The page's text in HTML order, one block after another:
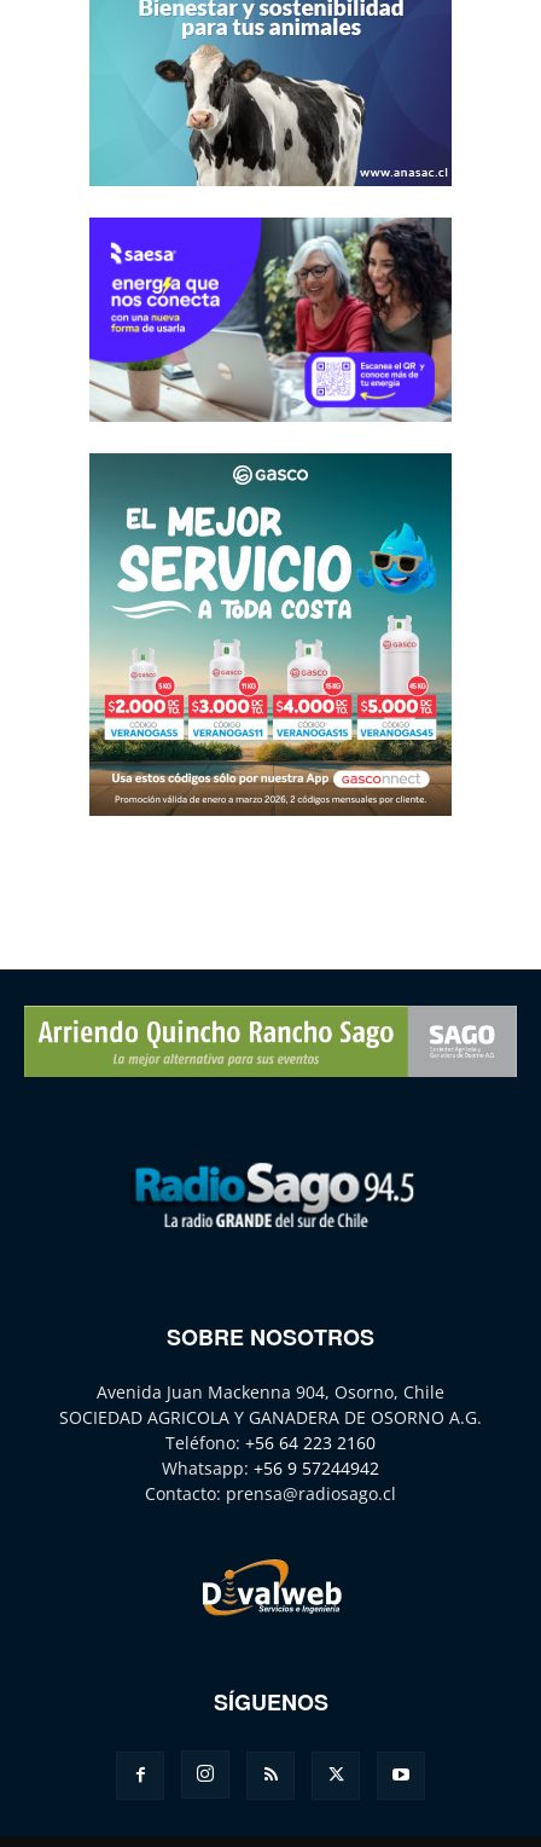
SOBRE NOSOTROS
Avenida Juan Mackenna 904, Osorno, Chile
SOCIEDAD AGRICOLA Y GANADERA DE OSORNO A.G.
Teléfono: +56 64 223 2160
Whatsapp: +56 9 57244942
Contacto: prensa@radiosago.cl
SÍGUENOS